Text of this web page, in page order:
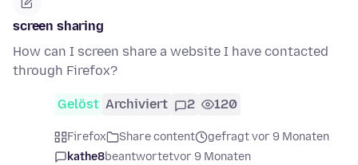
screen sharing
How can I screen share a website I have contacted
through Firefox?
Gelöst Archiviert 2 120
Firefox Share content
gefragt vor 9 Monaten
kathe8beantwortetvor 9 Monaten